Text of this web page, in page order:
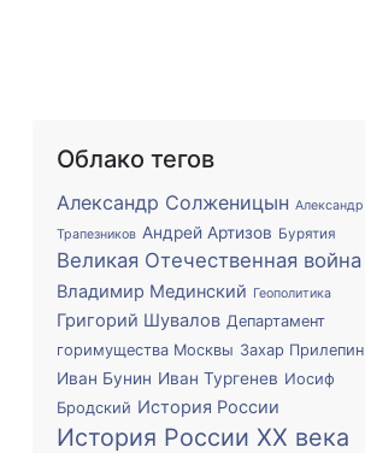
Облако тегов
Александр Солженицын Александр
Трапезников Андрей Артизов Бурятия
Великая Отечественная война
Владимир Мединский Геополитика
Григорий Шувалов Департамент
горимущества Москвы Захар Прилепин
Иван Бунин Иван Тургенев Иосиф
Бродский История России
История России XX века